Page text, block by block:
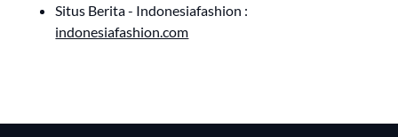
Situs Berita - Indonesiafashion :
indonesiafashion.com